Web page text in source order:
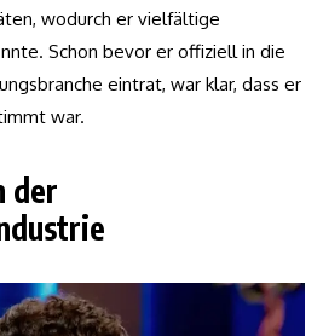
wodurch er vielfältige
Schon bevor er offiziell in die
eintrat, war klar, dass er
war.
der